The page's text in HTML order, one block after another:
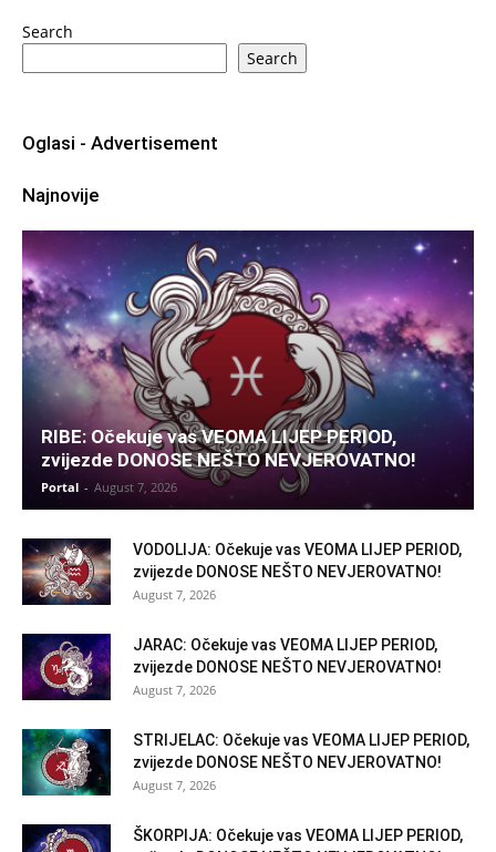
Search
Search
Oglasi - Advertisement
Najnovije
RIBE: Očekuje vas VEOMA LIJEP PERIOD,
zvijezde DONOSE NEŠTO NEVJEROVATNO!
Portal - August 7, 2026
VODOLIJA: Očekuje vas VEOMA LIJEP PERIOD,
zvijezde DONOSE NEŠTO NEVJEROVATNO!
August 7, 2026
JARAC: Očekuje vas VEOMA LIJEP PERIOD,
zvijezde DONOSE NEŠTO NEVJEROVATNO!
August 7, 2026
STRIJELAC: Očekuje vas VEOMA LIJEP PERIOD,
zvijezde DONOSE NEŠTO NEVJEROVATNO!
August 7, 2026
ŠKORPIJA: Očekuje vas VEOMA LIJEP PERIOD,